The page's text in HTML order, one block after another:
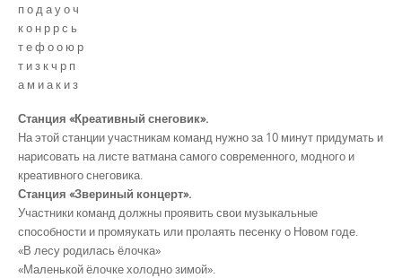
п о д а у о ч
к о н р р с ь
т е ф о о ю р
т и з к ч р п
а м и а к и з
Станция «Креативный снеговик».
На этой станции участникам команд нужно за 10 минут придумать и
нарисовать на листе ватмана самого современного, модного и
креативного снеговика.
Станция «Звериный концерт».
Участники команд должны проявить свои музыкальные
способности и промяукать или пролаять песенку о Новом годе.
«В лесу родилась ёлочка»
«Маленькой ёлочке холодно зимой».